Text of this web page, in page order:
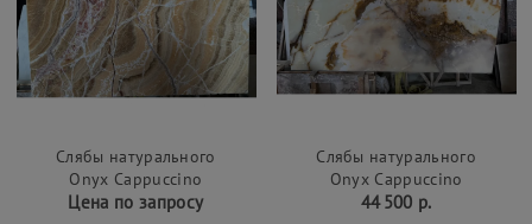
Слябы натурального
Onyx Cappuccino
Цена по запросу
Слябы натурального
Onyx Cappuccino
44 500 р.